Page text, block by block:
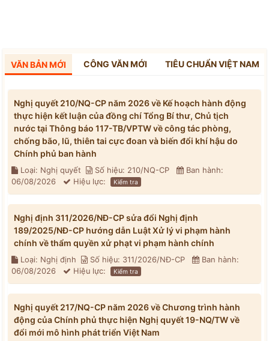
VĂN BẢN MỚI CÔNG VĂN MỚI TIÊU CHUẨN VIỆT NAM
Nghị quyết 210/NQ-CP năm 2026 về Kế hoạch hành động
thực hiện kết luận của đồng chí Tổng Bí thư, Chủ tịch
nước tại Thông báo 117-TB/VPTW về công tác phòng,
chống bão, lũ, thiên tai cực đoan và biến đổi khí hậu do
Chính phủ ban hành
Loại: Nghị quyết Số hiệu: 210/NQ-CP
Ban hành:
06/08/2026
Hiệu lực: Kiểm tra
Nghị định 311/2026/NĐ-CP sửa đổi Nghị định
189/2025/NĐ-CP hướng dẫn Luật Xử lý vi phạm hành
chính về thẩm quyền xử phạt vi phạm hành chính
Loại: Nghị định Số hiệu: 311/2026/NĐ-CP
Ban hành:
06/08/2026
Hiệu lực: Kiểm tra
Nghị quyết 217/NQ-CP năm 2026 về Chương trình hành
động của Chính phủ thực hiện Nghị quyết 19-NQ/TW về
đổi mới mô hình phát triển Việt Nam